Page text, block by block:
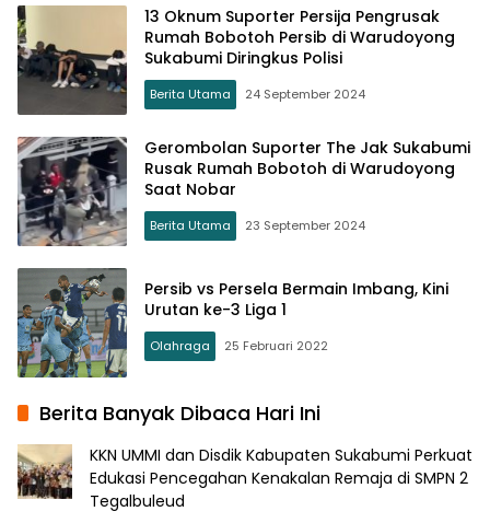
13 Oknum Suporter Persija Pengrusak
Rumah Bobotoh Persib di Warudoyong
Sukabumi Diringkus Polisi
Berita Utama 24 September 2024
Gerombolan Suporter The Jak Sukabumi
Rusak Rumah Bobotoh di Warudoyong
Saat Nobar
Berita Utama 23 September 2024
Persib vs Persela Bermain Imbang, Kini
Urutan ke-3 Liga 1
Olahraga 25 Februari 2022
Berita Banyak Dibaca Hari Ini
KKN UMMI dan Disdik Kabupaten Sukabumi Perkuat
Edukasi Pencegahan Kenakalan Remaja di SMPN 2
Tegalbuleud